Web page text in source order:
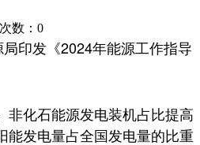
数： 0
印发《2024年能源工作指导
非化石能源发电装机占比提高
能发电量占全国发电量的比重